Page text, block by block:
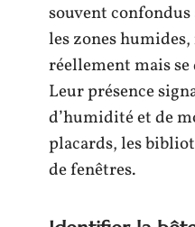
souvent confondus
les zones
réellement mais
Leur présence
d’humidité et de
placards, les
de fenêtres.